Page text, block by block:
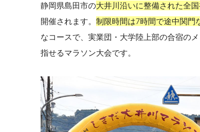
静岡県島田市の大井川沿いに整備された全
開催されます。 制限時間は7時間で途中関門
なコースで、実業団・大学陸上部の合宿の
指せるマラソン大会です。